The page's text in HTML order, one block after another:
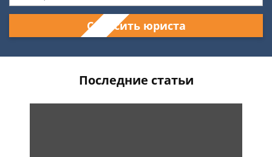
Спросить юриста
Последние статьи